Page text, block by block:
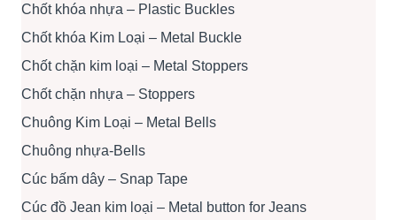
Chốt khóa nhựa – Plastic Buckles
Chốt khóa Kim Loại – Metal Buckle
Chốt chặn kim loại – Metal Stoppers
Chốt chặn nhựa – Stoppers
Chuông Kim Loại – Metal Bells
Chuông nhựa-Bells
Cúc bấm dây – Snap Tape
Cúc đồ Jean kim loại – Metal button for Jeans